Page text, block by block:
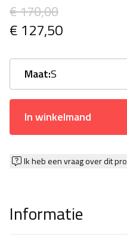
€ 170,00
€ 127,50
Maat:S
In winkelmand
Ik heb een vraag over dit
Informatie